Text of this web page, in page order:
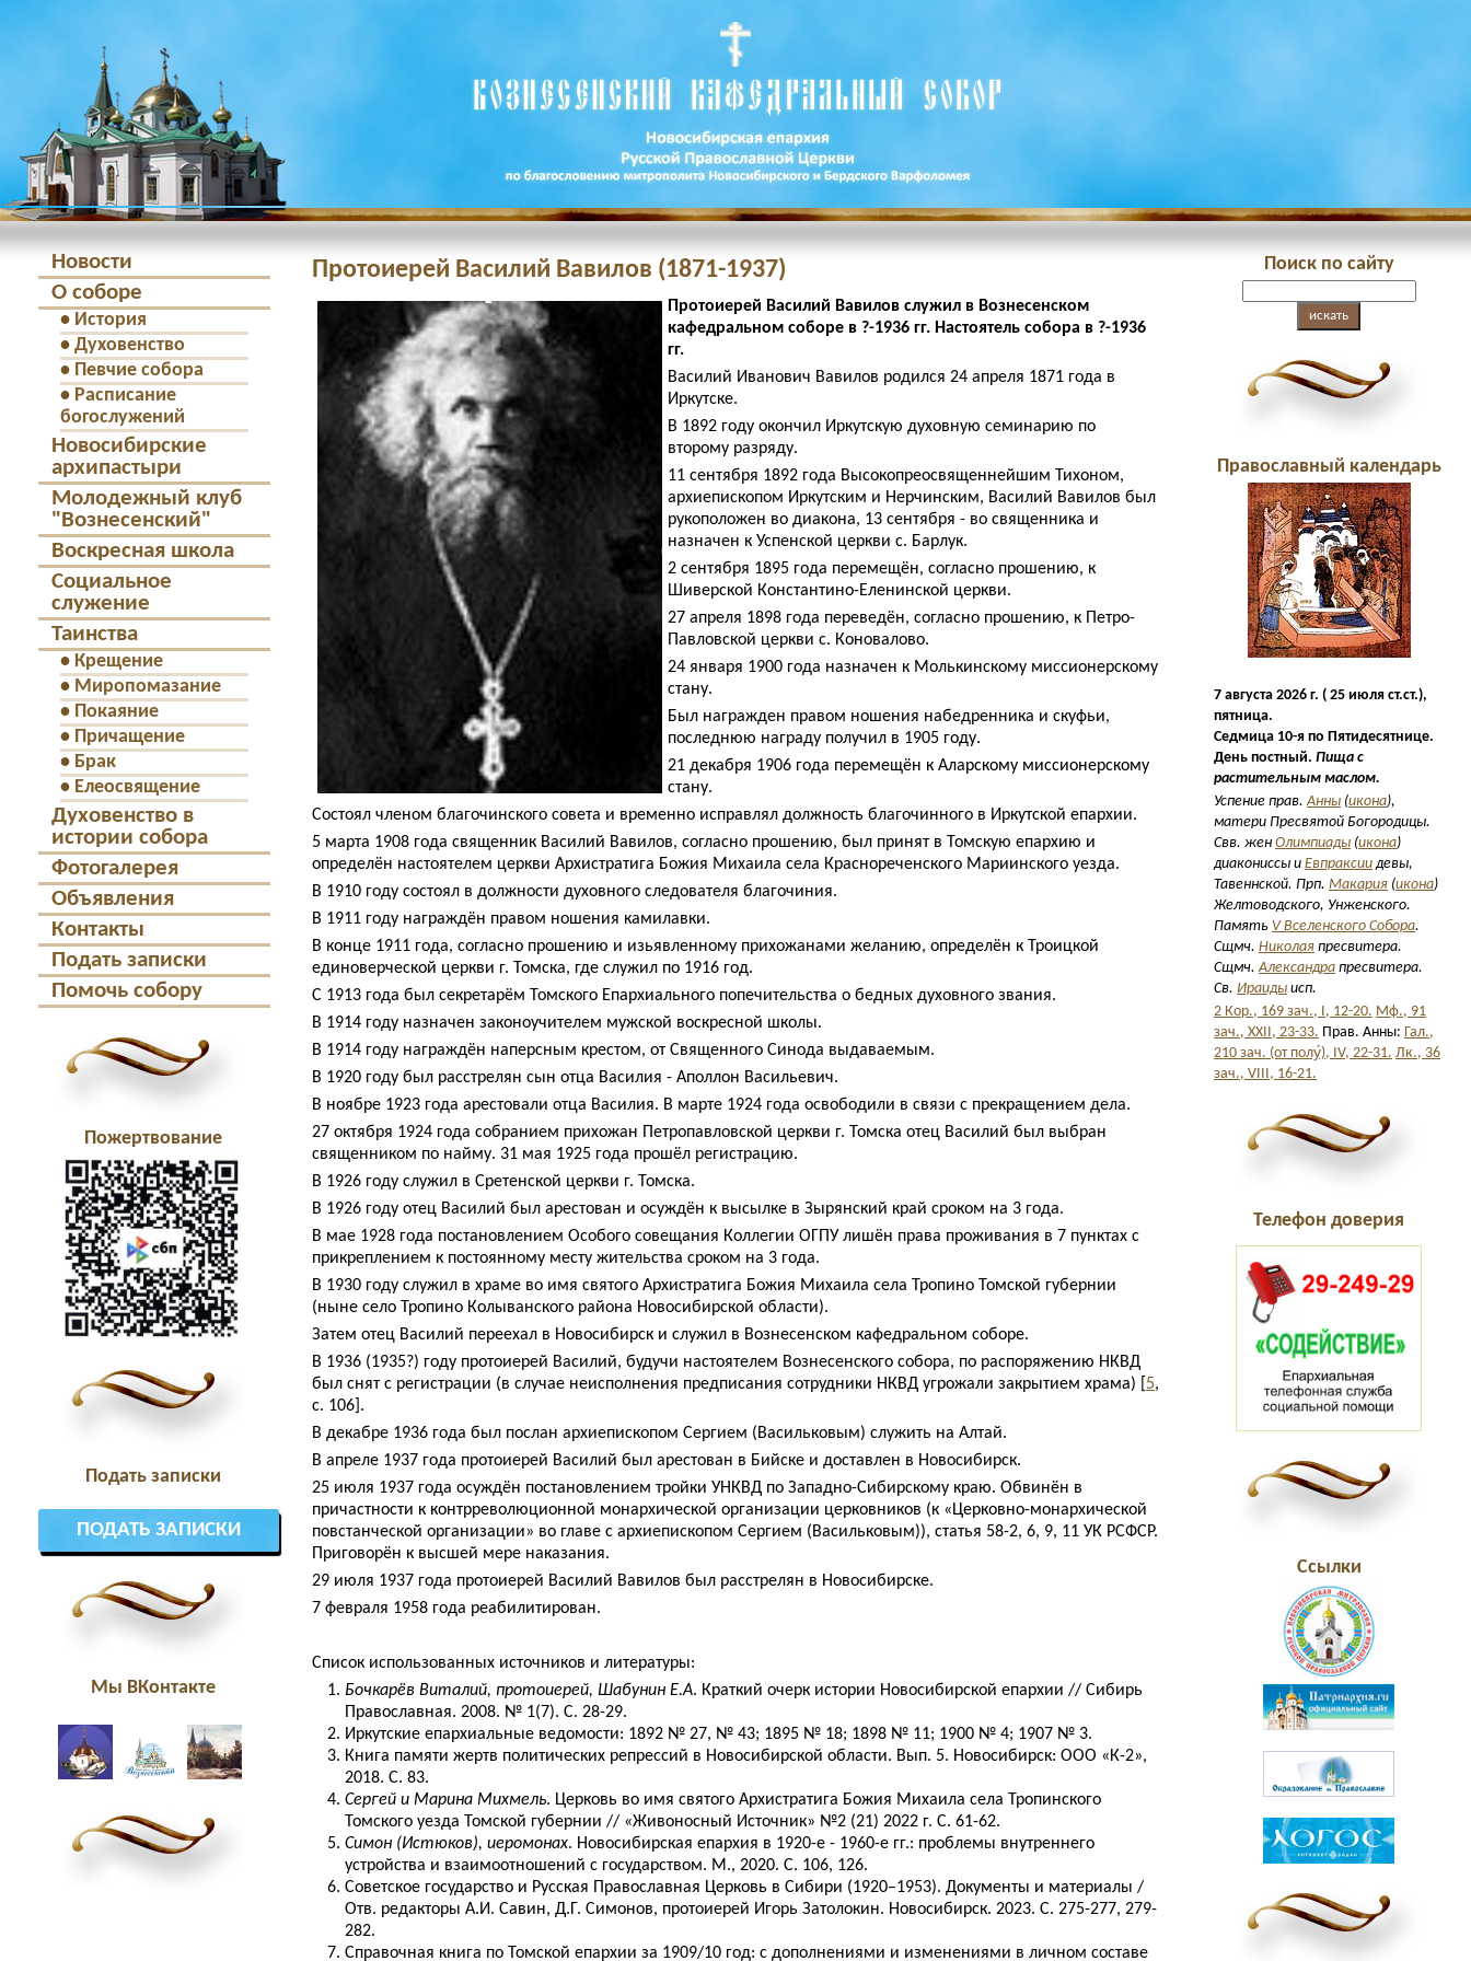
Протоиерей Василий Вавилов (1871-1937)
Протоиерей Василий Вавилов служил в Вознесенском
кафедральном соборе в ?-1936 гг. Настоятель собора в ?-1936
гг.
Василий Иванович Вавилов родился 24 апреля 1871 года в
Иркутске.
В 1892 году окончил Иркутскую духовную семинарию по
второму разряду.
11 сентября 1892 года Высокопреосвященнейшим Тихоном,
архиепископом Иркутским и Нерчинским, Василий Вавилов был
рукоположен во диакона, 13 сентября - во священника и
назначен к Успенской церкви с. Барлук.
2 сентября 1895 года перемещён, согласно прошению, к
Шиверской Константино-Еленинской церкви.
27 апреля 1898 года переведён, согласно прошению, к Петро-
Павловской церкви с. Коновалово.
24 января 1900 года назначен к Молькинскому миссионерскому
стану.
Был награжден правом ношения набедренника и скуфьи,
последнюю награду получил в 1905 году.
21 декабря 1906 года перемещён к Аларскому миссионерскому
стану.
Состоял членом благочинского совета и временно исправлял должность благочинного в Иркутской епархии.
5 марта 1908 года священник Василий Вавилов, согласно прошению, был принят в Томскую епархию и
определён настоятелем церкви Архистратига Божия Михаила села Краснореченского Мариинского уезда.
В 1910 году состоял в должности духовного следователя благочиния.
В 1911 году награждён правом ношения камилавки.
В конце 1911 года, согласно прошению и изьявленному прихожанами желанию, определён к Троицкой
единоверческой церкви г. Томска, где служил по 1916 год.
С 1913 года был секретарём Томского Епархиального попечительства о бедных духовного звания.
В 1914 году назначен законоучителем мужской воскресной школы.
В 1914 году награждён наперсным крестом, от Священного Синода выдаваемым.
В 1920 году был расстрелян сын отца Василия - Аполлон Васильевич.
В ноябре 1923 года арестовали отца Василия. В марте 1924 года освободили в связи с прекращением дела.
27 октября 1924 года собранием прихожан Петропавловской церкви г. Томска отец Василий был выбран
священником по найму. 31 мая 1925 года прошёл регистрацию.
В 1926 году служил в Сретенской церкви г. Томска.
В 1926 году отец Василий был арестован и осуждён к высылке в Зырянский край сроком на 3 года.
В мае 1928 года постановлением Особого совещания Коллегии ОГПУ лишён права проживания в 7 пунктах с
прикреплением к постоянному месту жительства сроком на 3 года.
В 1930 году служил в храме во имя святого Архистратига Божия Михаила села Тропино Томской губернии
(ныне село Тропино Колыванского района Новосибирской области).
Затем отец Василий переехал в Новосибирск и служил в Вознесенском кафедральном соборе.
В 1936 (1935?) году протоиерей Василий, будучи настоятелем Вознесенского собора, по распоряжению НКВД
был снят с регистрации (в случае неисполнения предписания сотрудники НКВД угрожали закрытием храма) [ 5,
с. 106].
В декабре 1936 года был послан архиепископом Сергием (Васильковым) служить на Алтай.
В апреле 1937 года протоиерей Василий был арестован в Бийске и доставлен в Новосибирск.
25 июля 1937 года осуждён постановлением тройки УНКВД по Западно-Сибирскому краю. Обвинён в
причастности к контрреволюционной монархической организации церковников (к «Церковно-монархической
повстанческой организации» во главе с архиепископом Сергием (Васильковым)), статья 58-2, 6, 9, 11 УК РСФСР.
Приговорён к высшей мере наказания.
29 июля 1937 года протоиерей Василий Вавилов был расстрелян в Новосибирске.
7 февраля 1958 года реабилитирован.
Список использованных источников и литературы:
Бочкарёв Виталий, протоиерей, Шабунин Е.А. Краткий очерк истории Новосибирской епархии // Сибирь
Православная. 2008. № 1(7). С. 28-29.
Иркутские епархиальные ведомости: 1892 № 27, № 43; 1895 № 18; 1898 № 11; 1900 № 4; 1907 № 3.
Книга памяти жертв политических репрессий в Новосибирской области. Вып. 5. Новосибирск: ООО «К-2»,
2018. С. 83.
Сергей и Марина Михмель. Церковь во имя святого Архистратига Божия Михаила села Тропинского
Томского уезда Томской губернии // «Живоносный Источник» №2 (21) 2022 г. С. 61-62.
Симон (Истюков), иеромонах. Новосибирская епархия в 1920-е - 1960-е гг.: проблемы внутреннего
устройства и взаимоотношений с государством. М., 2020. С. 106, 126.
Советское государство и Русская Православная Церковь в Сибири (1920–1953). Документы и материалы /
Отв. редакторы А.И. Савин, Д.Г. Симонов, протоиерей Игорь Затолокин. Новосибирск. 2023. С. 275-277, 279-
282.
Справочная книга по Томской епархии за 1909/10 год: с дополнениями и изменениями в личном составе
Новости
О соборе
• История
• Духовенство
• Певчие собора
• Расписание
богослужений
Новосибирские
архипастыри
Молодежный клуб
"Вознесенский"
Воскресная школа
Социальное
служение
Таинства
• Крещение
• Миропомазание
• Покаяние
• Причащение
• Брак
• Елеосвящение
Духовенство в
истории собора
Фотогалерея
Объявления
Контакты
Подать записки
Помочь собору
Пожертвование
Подать записки
ПОДАТЬ ЗАПИСКИ
Мы ВКонтакте
Поиск по сайту
Православный календарь
7 августа 2026 г. ( 25 июля ст.ст.),
пятница.
Седмица 10-я по Пятидесятнице.
День постный. Пища с
растительным маслом.
Успение прав.Анны (икона),
матери Пресвятой Богородицы.
Свв. жен Олимпиады (икона)
диакониссы и Евпраксии девы,
Тавеннской. Прп. Макария (икона)
Желтоводского, Унженского.
Память V Вселенского Собора.
Сщмч. Николая пресвитера.
Сщмч.Александра пресвитера.
Св. Ираиды исп.
2 Кор., 169 зач., I, 12-20. Мф., 91
зач., XXII, 23-33. Прав. Анны: Гал.,
210 зач. (от полу́), IV, 22-31. Лк., 36
зач., VIII, 16-21.
Телефон доверия
Ссылки